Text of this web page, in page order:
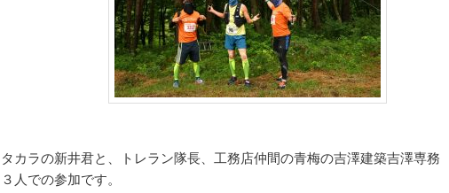
タカラの新井君と、トレラン隊長、工務店仲間の青梅の吉澤建築吉澤専務
３人での参加です。